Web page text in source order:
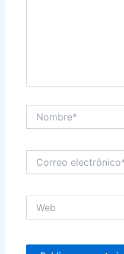
electrónico*